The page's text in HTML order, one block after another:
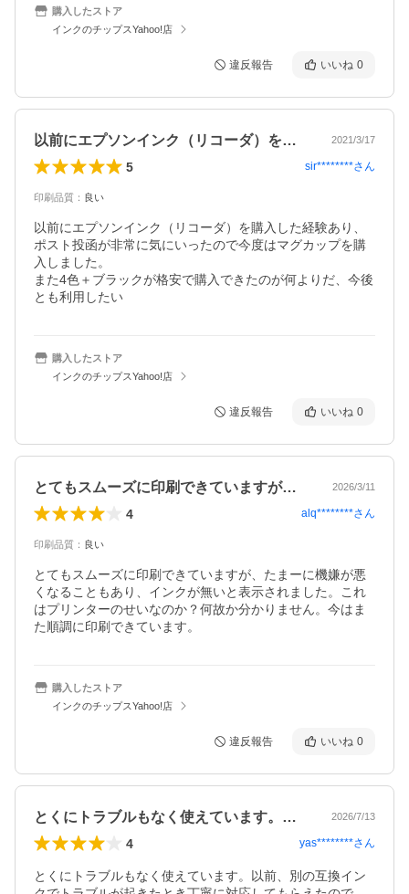
購入したストア
インクのチップスYahoo!店
違反報告 いいね 0
以前にエプソンインク（リコーダ）を購入… 2021/3/17
5 sir********さん
印刷品質 ： 良い
以前にエプソンインク（リコーダ）を購入した経験あり、
ポスト投函が非常に気にいったので今度はマグカップを購
入しました。
また4色＋ブラックが格安で購入できたのが何よりだ、今後
とも利用したい
購入したストア
インクのチップスYahoo!店
違反報告 いいね 0
とてもスムーズに印刷できていますが、た… 2026/3/11
4 alq********さん
印刷品質 ： 良い
とてもスムーズに印刷できていますが、たまーに機嫌が悪
くなることもあり、インクが無いと表示されました。これ
はプリンターのせいなのか？何故か分かりません。今はま
た順調に印刷できています。
購入したストア
インクのチップスYahoo!店
違反報告 いいね 0
とくにトラブルもなく使えています。以前… 2026/7/13
4 yas********さん
とくにトラブルもなく使えています。以前、別の互換イン